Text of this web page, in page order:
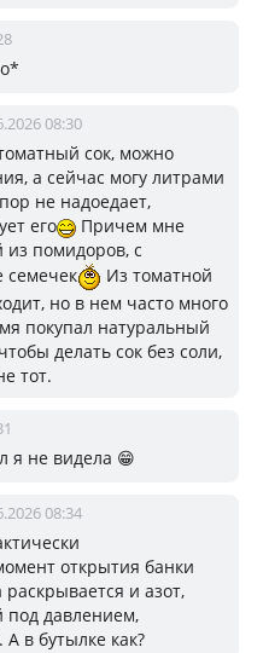
08:30
сок, можно
а сейчас могу литрами
не надоедает,
его
Причем мне
из помидоров, с
семечек
Из томатной
но в нем часто много
покупал натуральный
делать сок без соли,
тот.
я не видела 😁
08:34
открытия банки
раскрывается и азот,
давлением,
в бутылке как?